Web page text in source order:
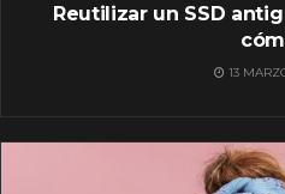
Reutilizar un SSD
13